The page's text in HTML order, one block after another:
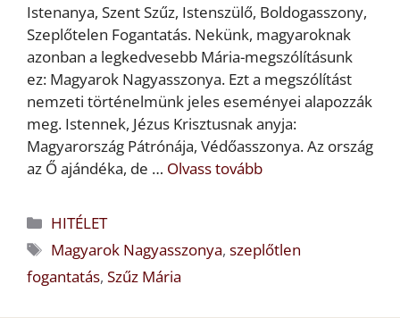
Istenanya, Szent Szűz, Istenszülő, Boldogasszony,
Szeplőtelen Fogantatás. Nekünk, magyaroknak
azonban a legkedvesebb Mária-megszólításunk
ez: Magyarok Nagyasszonya. Ezt a megszólítást
nemzeti történelmünk jeles eseményei alapozzák
meg. Istennek, Jézus Krisztusnak anyja:
Magyarország Pátrónája, Védőasszonya. Az ország
az Ő ajándéka, de … Olvass tovább
Kategória
HITÉLET
Címkék
Magyarok Nagyasszonya,szeplőtlen
fogantatás, Szűz Mária